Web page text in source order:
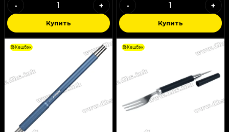
- +
Купить
- +
Купить
Кешбэк Кешбэк